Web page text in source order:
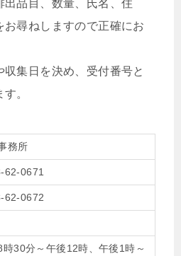
品目、数量、氏名、住
お尋ねしますので正確にお
集日を決め、受付番号と
。
務所
62-0671
62-0672
時30分～午後12時、午後1時～